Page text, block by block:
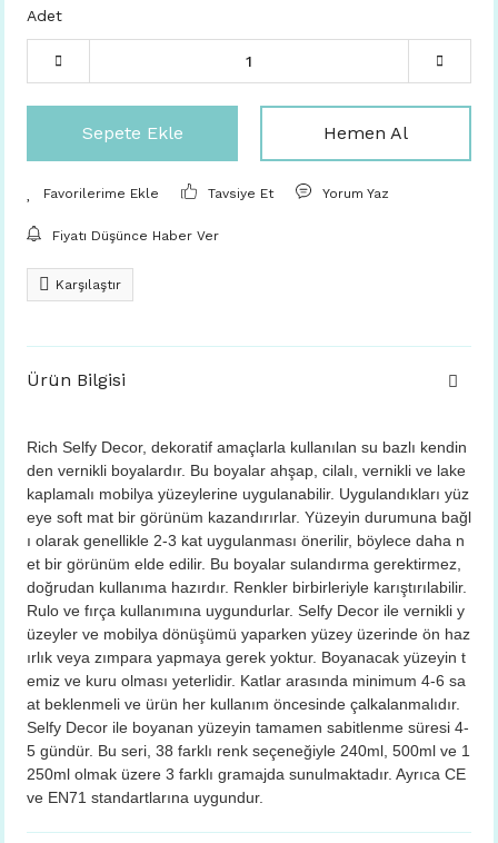
Adet
Sepete Ekle Hemen Al
Tavsiye Et Yorum Yaz
Fiyatı Düşünce Haber Ver
Karşılaştır
Ürün Bilgisi
Rich Selfy Decor, dekoratif amaçlarla kullanılan su bazlı kendin
den vernikli boyalardır. Bu boyalar ahşap, cilalı, vernikli ve lake
kaplamalı mobilya yüzeylerine uygulanabilir. Uygulandıkları yüz
eye soft mat bir görünüm kazandırırlar. Yüzeyin durumuna bağl
ı olarak genellikle 2-3 kat uygulanması önerilir, böylece daha n
et bir görünüm elde edilir. Bu boyalar sulandırma gerektirmez,
doğrudan kullanıma hazırdır. Renkler birbirleriyle karıştırılabilir.
Rulo ve fırça kullanımına uygundurlar. Selfy Decor ile vernikli y
üzeyler ve mobilya dönüşümü yaparken yüzey üzerinde ön haz
ırlık veya zımpara yapmaya gerek yoktur. Boyanacak yüzeyin t
emiz ve kuru olması yeterlidir. Katlar arasında minimum 4-6 sa
at beklenmeli ve ürün her kullanım öncesinde çalkalanmalıdır.
Selfy Decor ile boyanan yüzeyin tamamen sabitlenme süresi 4-
5 gündür. Bu seri, 38 farklı renk seçeneğiyle 240ml, 500ml ve 1
250ml olmak üzere 3 farklı gramajda sunulmaktadır. Ayrıca CE
ve EN71 standartlarına uygundur.